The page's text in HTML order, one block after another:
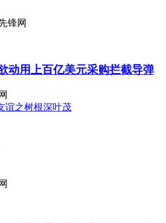
锋网
动用上百亿美元采购拦截导弹
谊之树根深叶茂